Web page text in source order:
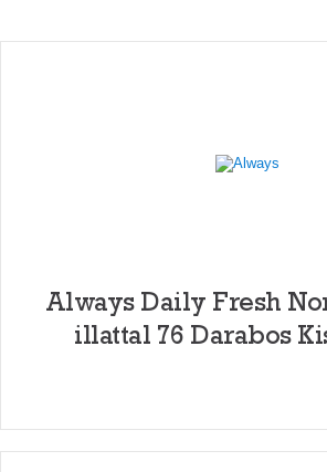
Always Daily Fresh
illattal 76 Darabos